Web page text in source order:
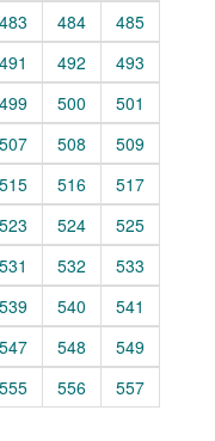
483 484
485
491 492
493
499 500
501
507 508
509
515 516
517
523 524
525
531 532
533
539 540
541
547 548
549
555 556
557